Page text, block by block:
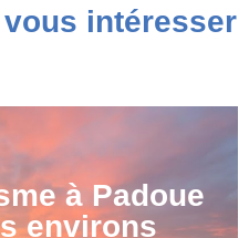
intéresser
à Padoue
environs